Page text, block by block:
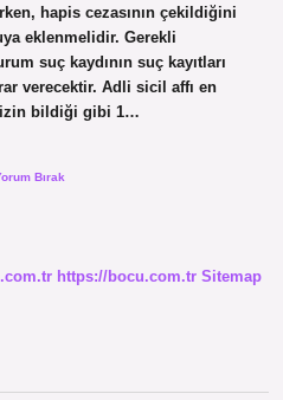
hapis cezasının çekildiğini
eklenmelidir. Gerekli
suç kaydının suç kayıtları
verecektir. Adli sicil affı en
bildiği gibi 1…
Bırak
https://bocu.com.tr Sitemap